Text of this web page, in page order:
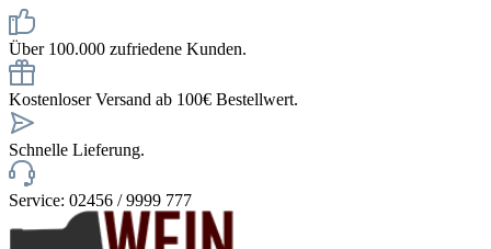
Über 100.000 zufriedene Kunden.
Kostenloser Versand ab 100€ Bestellwert.
Schnelle Lieferung.
Service: 02456 / 9999 777